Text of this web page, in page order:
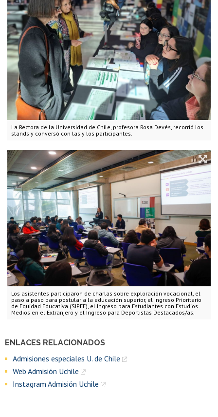
La Rectora de la Universidad de Chile, profesora Rosa Devés, recorrió los
stands y conversó con las y los participantes.
Los asistentes participaron de charlas sobre exploración vocacional, el
paso a paso para postular a la educación superior, el Ingreso Prioritario
de Equidad Educativa (SIPEE), el Ingreso para Estudiantes con Estudios
Medios en el Extranjero y el Ingreso para Deportistas Destacados/as.
ENLACES RELACIONADOS
Admisiones especiales U. de Chile
Web Admisión Uchile
Instagram Admisión Uchile